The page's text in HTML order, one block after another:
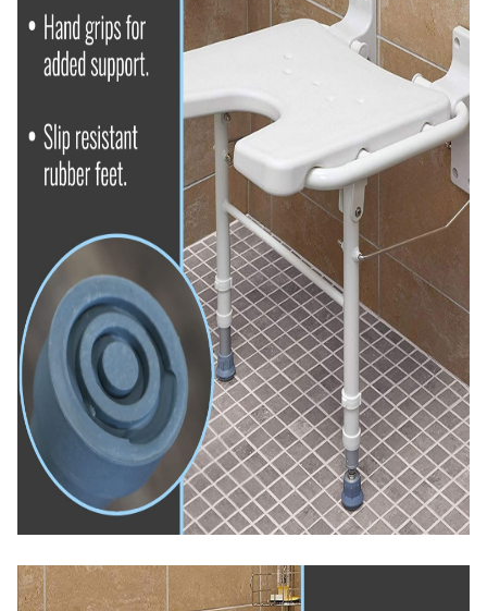
صندلی زمانی که صندلی حمام ر بر روی دیوار جمع می کنید همرا
با صندلی حمام بر روی دیوار قرار می گیرد . قسمت نشیمنگاه
صندلی حمامی تاشو و پایه دار از پلاستیک فشرده ساخته شده
است که بر روی آن سوراخ هایی تعبیه شده که آب به راحتی از
کف صندلی عبور کند . همچنین در قسمت جلوی نشیمنگاه
صندلی حمامی تاشو یک برش U شکل طراحی شده که دسترسی
به قسمت های زیرین بدن شخص را جهت شستشو آسان تر می
کند .